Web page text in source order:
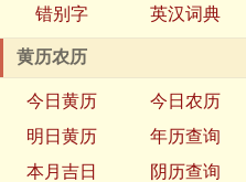
错别字
英汉词典
黄历农历
今日黄历 今日农历
明日黄历
年历查询
本月吉日
阴历查询